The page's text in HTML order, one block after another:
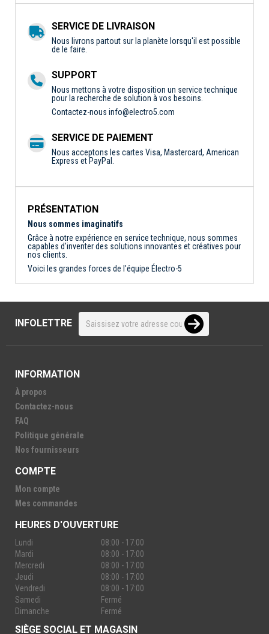
SERVICE DE LIVRAISON
Nous livrons partout sur la planète lorsqu'il est possible
de le faire.
SUPPORT
Nous mettons à votre disposition un service technique
pour la recherche de solution à vos besoins.
Contactez-nous info@electro5.com
SERVICE DE PAIEMENT
Nous acceptons les cartes Visa, Mastercard, American
Express et PayPal.
PRÉSENTATION
Nous sommes imaginatifs
Grâce à notre expérience en service technique, nous sommes
capables d'inventer des solutions innovantes et créatives pour
nos clients.
Voici les grandes forces de l'équipe Électro-5
INFOLETTRE
INFORMATION
À propos
Contactez-nous
FAQ
Politique générale
Nos fournisseurs
COMPTE
Mon compte
Mes commandes
HEURES D'OUVERTURE
Lundi
08:00 - 17:00
Mardi
08:00 - 17:00
Mercredi
08:00 - 17:00
Jeudi
08:00 - 17:00
Vendredi
08:00 - 17:00
Samedi
Fermé
Dimanche
Fermé
SIÈGE SOCIAL ET MAGASIN